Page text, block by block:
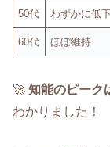
50代 わずかに低
60代 ほぼ維持
🚀 知能のピーク
わかりました！